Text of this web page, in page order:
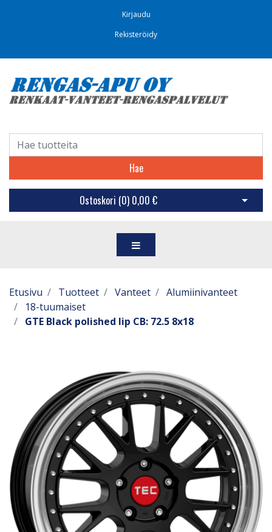
Kirjaudu
Rekisteröidy
Hae
Ostoskori (0) 0,00 € Avaa
Etusivu Tuotteet Vanteet
Alumiinivanteet
18-tuumaiset
GTE Black polished lip CB: 72.5 8x18